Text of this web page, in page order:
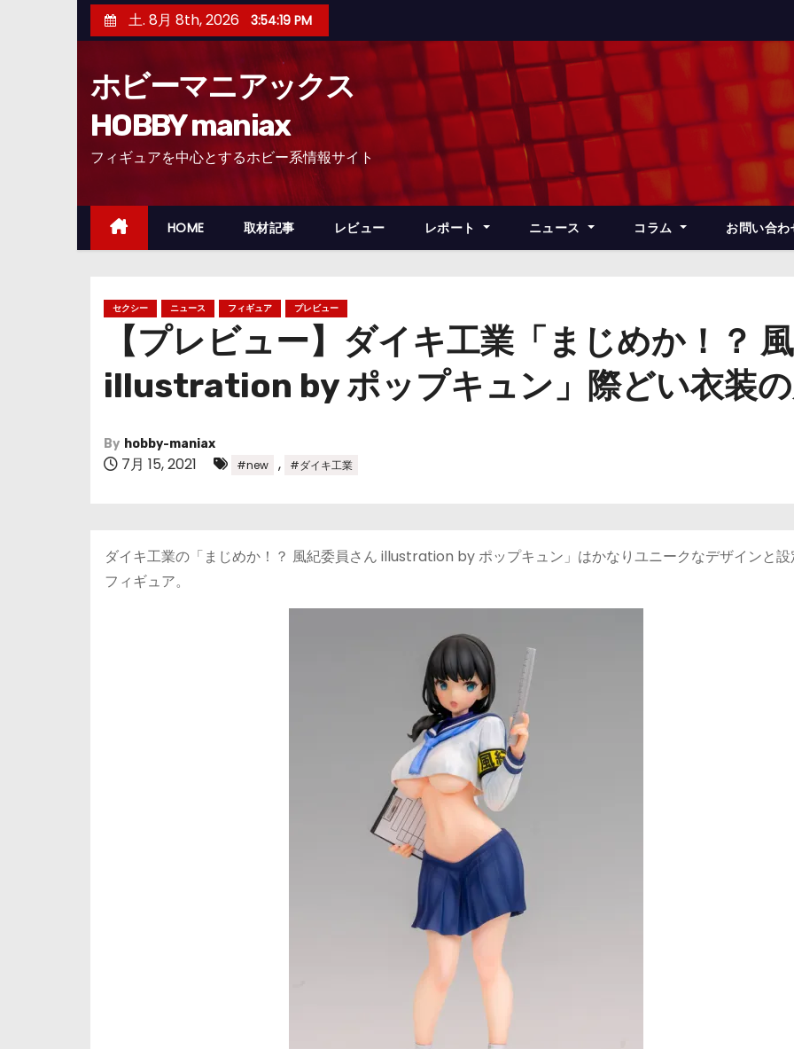
ン
ッ
土. 8月 8th, 2026 3:54:20 PM
ホビーマニアックス
HOBBY maniax
フィギュアを中心とするホビー系情報サイト
HOME 取材記事 レビュー レポート ニュース コラム お問い合わ
セクシー ニュース フィギュア プレビュー
【プレビュー】ダイキ工業「まじめか！？
illustration by ポップキュン」際どい衣装
By hobby-maniax
7月 15, 2021 #new , #ダイキ工業
ダイキ工業の「まじめか！？ 風紀委員さん illustration by ポップキュン」はかなりユニークなデザインと
フィギュア。